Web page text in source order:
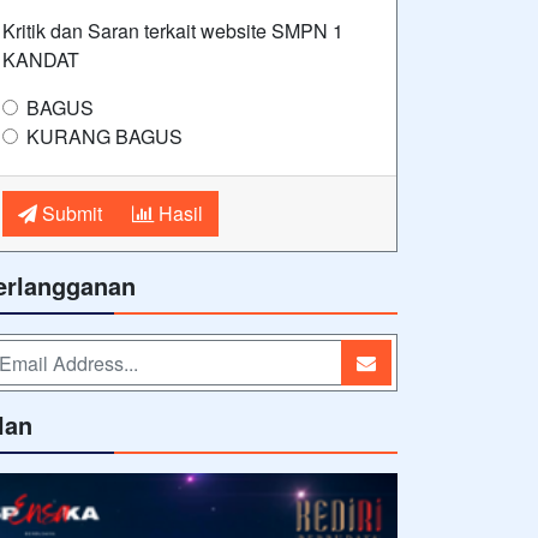
Kritik dan Saran terkait website SMPN 1
KANDAT
BAGUS
KURANG BAGUS
Submit Hasil